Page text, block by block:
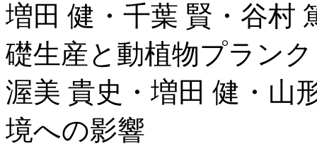
増田 健・千葉 賢・谷
礎生産と動植物プラン
渥美 貴史・増田 健・
境への影響